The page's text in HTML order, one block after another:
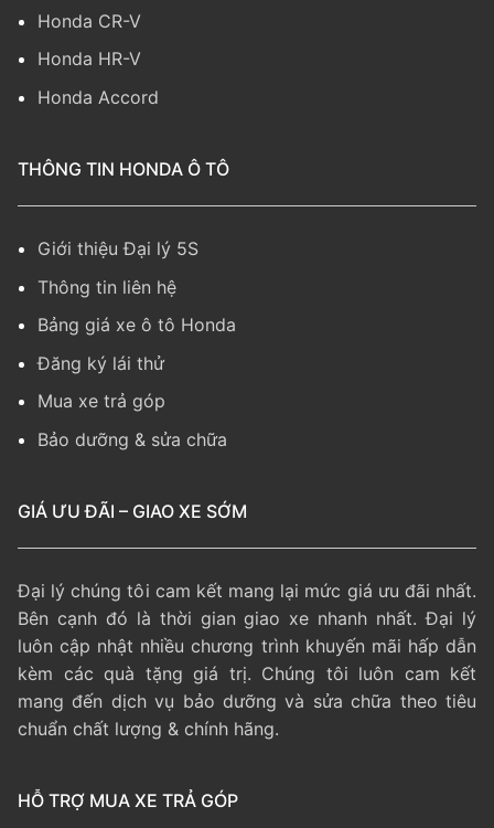
Honda CR-V
Honda HR-V
Honda Accord
THÔNG TIN HONDA Ô TÔ
Giới thiệu Đại lý 5S
Thông tin liên hệ
Bảng giá xe ô tô Honda
Đăng ký lái thử
Mua xe trả góp
Bảo dưỡng & sửa chữa
GIÁ ƯU ĐÃI – GIAO XE SỚM
Đại lý chúng tôi cam kết mang lại mức giá ưu đãi nhất.
Bên cạnh đó là thời gian giao xe nhanh nhất. Đại lý
luôn cập nhật nhiều chương trình khuyến mãi hấp dẫn
kèm các quà tặng giá trị. Chúng tôi luôn cam kết
mang đến dịch vụ bảo dưỡng và sửa chữa theo tiêu
chuẩn chất lượng & chính hãng.
HỖ TRỢ MUA XE TRẢ GÓP